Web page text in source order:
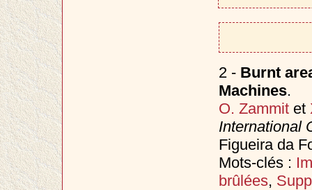
2 - Burnt
Machines.
O. Zammitet
International
Figueira da
Mots-clés :
brûlées,